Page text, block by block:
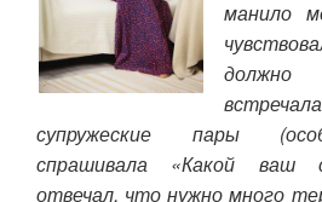
манило
супружеские пары
спрашивала «Какой ваш
отвечал, что нужно много